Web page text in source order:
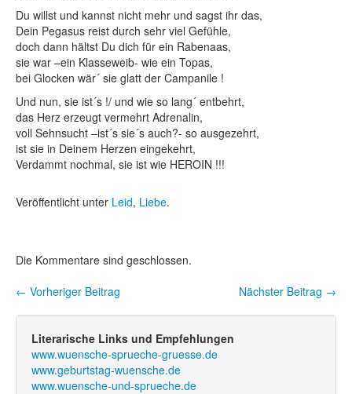
Du willst und kannst nicht mehr und sagst ihr das,
Dein Pegasus reist durch sehr viel Gefühle,
doch dann hältst Du dich für ein Rabenaas,
sie war –ein Klasseweib- wie ein Topas,
bei Glocken wär´ sie glatt der Campanile !
Und nun, sie ist´s !/ und wie so lang´ entbehrt,
das Herz erzeugt vermehrt Adrenalin,
voll Sehnsucht –ist´s sie´s auch?- so ausgezehrt,
ist sie in Deinem Herzen eingekehrt,
Verdammt nochmal, sie ist wie HEROIN !!!
Veröffentlicht unter Leid, Liebe.
Die Kommentare sind geschlossen.
Beitragsnavigation
Nächster Beitrag →
← Vorheriger Beitrag
Literarische Links und Empfehlungen
www.wuensche-sprueche-gruesse.de
www.geburtstag-wuensche.de
www.wuensche-und-sprueche.de